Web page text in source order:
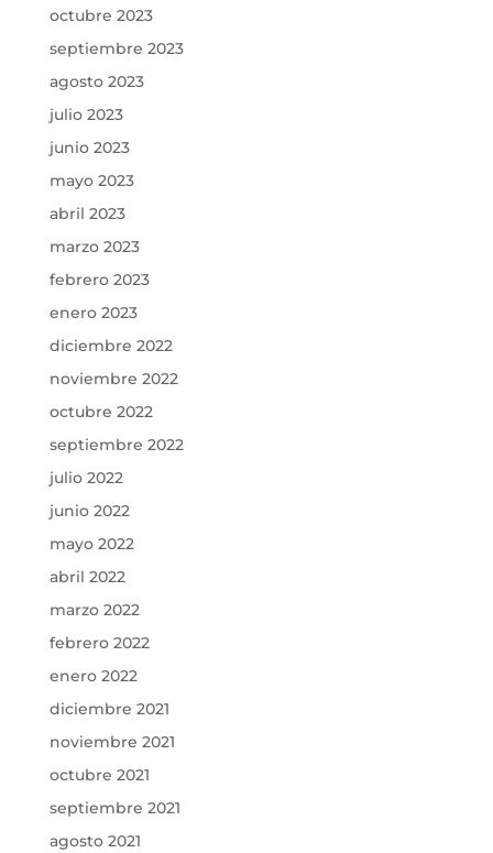
octubre 2023
septiembre 2023
agosto 2023
julio 2023
junio 2023
mayo 2023
abril 2023
marzo 2023
febrero 2023
enero 2023
diciembre 2022
noviembre 2022
octubre 2022
septiembre 2022
julio 2022
junio 2022
mayo 2022
abril 2022
marzo 2022
febrero 2022
enero 2022
diciembre 2021
noviembre 2021
octubre 2021
septiembre 2021
agosto 2021